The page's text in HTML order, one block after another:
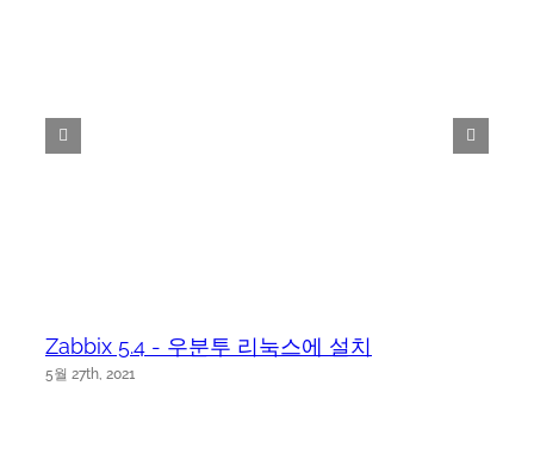
Zabbix 5.4 - 우분투 리눅스에 설치
5월 27th, 2021